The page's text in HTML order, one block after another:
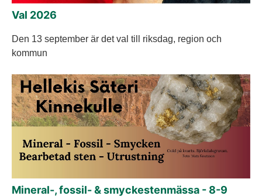
Val 2026
Den 13 september är det val till riksdag, region och
kommun
Mineral-, fossil- & smyckestenmässa - 8-9